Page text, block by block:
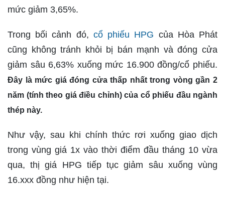
mức giảm 3,65%.
Trong bối cảnh đó, cổ phiếu HPG của Hòa Phát
cũng không tránh khỏi bị bán mạnh và đóng cửa
giảm sâu 6,63% xuống mức 16.900 đồng/cổ phiếu.
Đây là mức giá đóng cửa thấp nhất trong vòng gần 2
năm (tính theo giá điều chỉnh) của cổ phiếu đầu ngành
thép này.
Như vậy, sau khi chính thức rơi xuống giao dịch
trong vùng giá 1x vào thời điểm đầu tháng 10 vừa
qua, thị giá HPG tiếp tục giảm sâu xuống vùng
16.xxx đồng như hiện tại.